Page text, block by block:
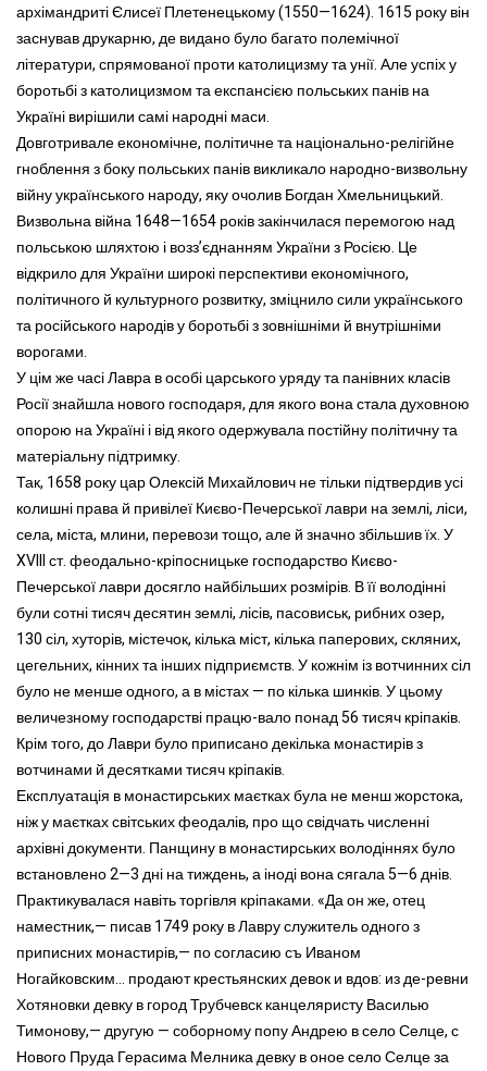
архімандриті Єлисеї Плетенецькому (1550—1624). 1615 року він
заснував друкарню, де видано було багато полемічної
літератури, спрямованої проти католицизму та унії. Але успіх у
боротьбі з католицизмом та експансією польських панів на
Україні вирішили самі народні маси.
Довготривале економічне, політичне та національно-релігійне
гноблення з боку польських панів викликало народно-визвольну
війну українського народу, яку очолив Богдан Хмельницький.
Визвольна війна 1648—1654 років закінчилася перемогою над
польською шляхтою і возз’єднанням України з Росією. Це
відкрило для України широкі перспективи економічного,
політичного й культурного розвитку, зміцнило сили українського
та російського народів у боротьбі з зовнішніми й внутрішніми
ворогами.
У цім же часі Лавра в особі царського уряду та панівних класів
Росії знайшла нового господаря, для якого вона стала духовною
опорою на Україні і від якого одержувала постійну політичну та
матеріальну підтримку.
Так, 1658 року цар Олексій Михайлович не тільки підтвердив усі
колишні права й привілеї Києво-Печерської лаври на землі, ліси,
села, міста, млини, перевози тощо, але й значно збільшив їх. У
XVIII ст. феодально-кріпосницьке господарство Києво-
Печерської лаври досягло найбільших розмірів. В її володінні
були сотні тисяч десятин землі, лісів, пасовиськ, рибних озер,
130 сіл, хуторів, містечок, кілька міст, кілька паперових, скляних,
цегельних, кінних та інших підприємств. У кожнім із вотчинних сіл
було не менше одного, а в містах — по кілька шинків. У цьому
величезному господарстві працю-вало понад 56 тисяч кріпаків.
Крім того, до Лаври було приписано декілька монастирів з
вотчинами й десятками тисяч кріпаків.
Експлуатація в монастирських маєтках була не менш жорстока,
ніж у маєтках світських феодалів, про що свідчать численні
архівні документи. Панщину в монастирських володіннях було
встановлено 2—3 дні на тиждень, а іноді вона сягала 5—6 днів.
Практикувалася навіть торгівля кріпаками. «Да он же, отец
наместник,— писав 1749 року в Лавру служитель одного з
приписних монастирів,— по согласию съ Иваном
Ногайковским... продают крестьянских девок и вдов: из де-ревни
Хотяновки девку в город Трубчевск канцеляристу Василью
Тимонову,— другую — соборному попу Андрею в село Селце, с
Нового Пруда Герасима Мелника девку в оное село Селце за